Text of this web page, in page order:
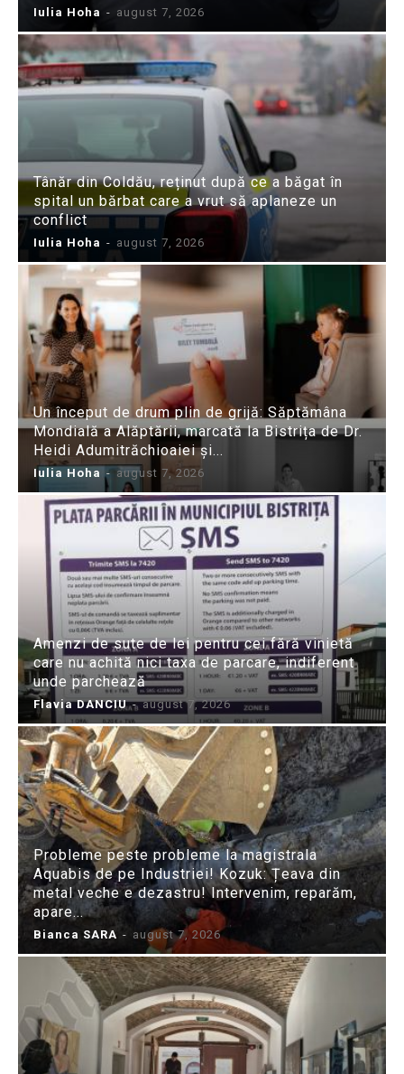
Iulia Hoha - august 7, 2026
Tânăr din Coldău, reținut după ce a băgat în
spital un bărbat care a vrut să aplaneze un
conflict
Iulia Hoha - august 7, 2026
Un început de drum plin de grijă: Săptămâna
Mondială a Alăptării, marcată la Bistrița de Dr.
Heidi Adumitrăchioaiei și...
Iulia Hoha - august 7, 2026
Amenzi de sute de lei pentru cei fără vinietă
care nu achită nici taxa de parcare, indiferent
unde parchează
Flavia DANCIU - august 7, 2026
Probleme peste probleme la magistrala
Aquabis de pe Industriei! Kozuk: Țeava din
metal veche e dezastru! Intervenim, reparăm,
apare...
Bianca SARA - august 7, 2026